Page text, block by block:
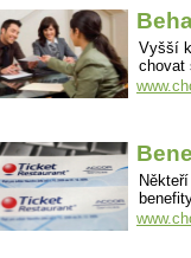
Vyšší
chovat